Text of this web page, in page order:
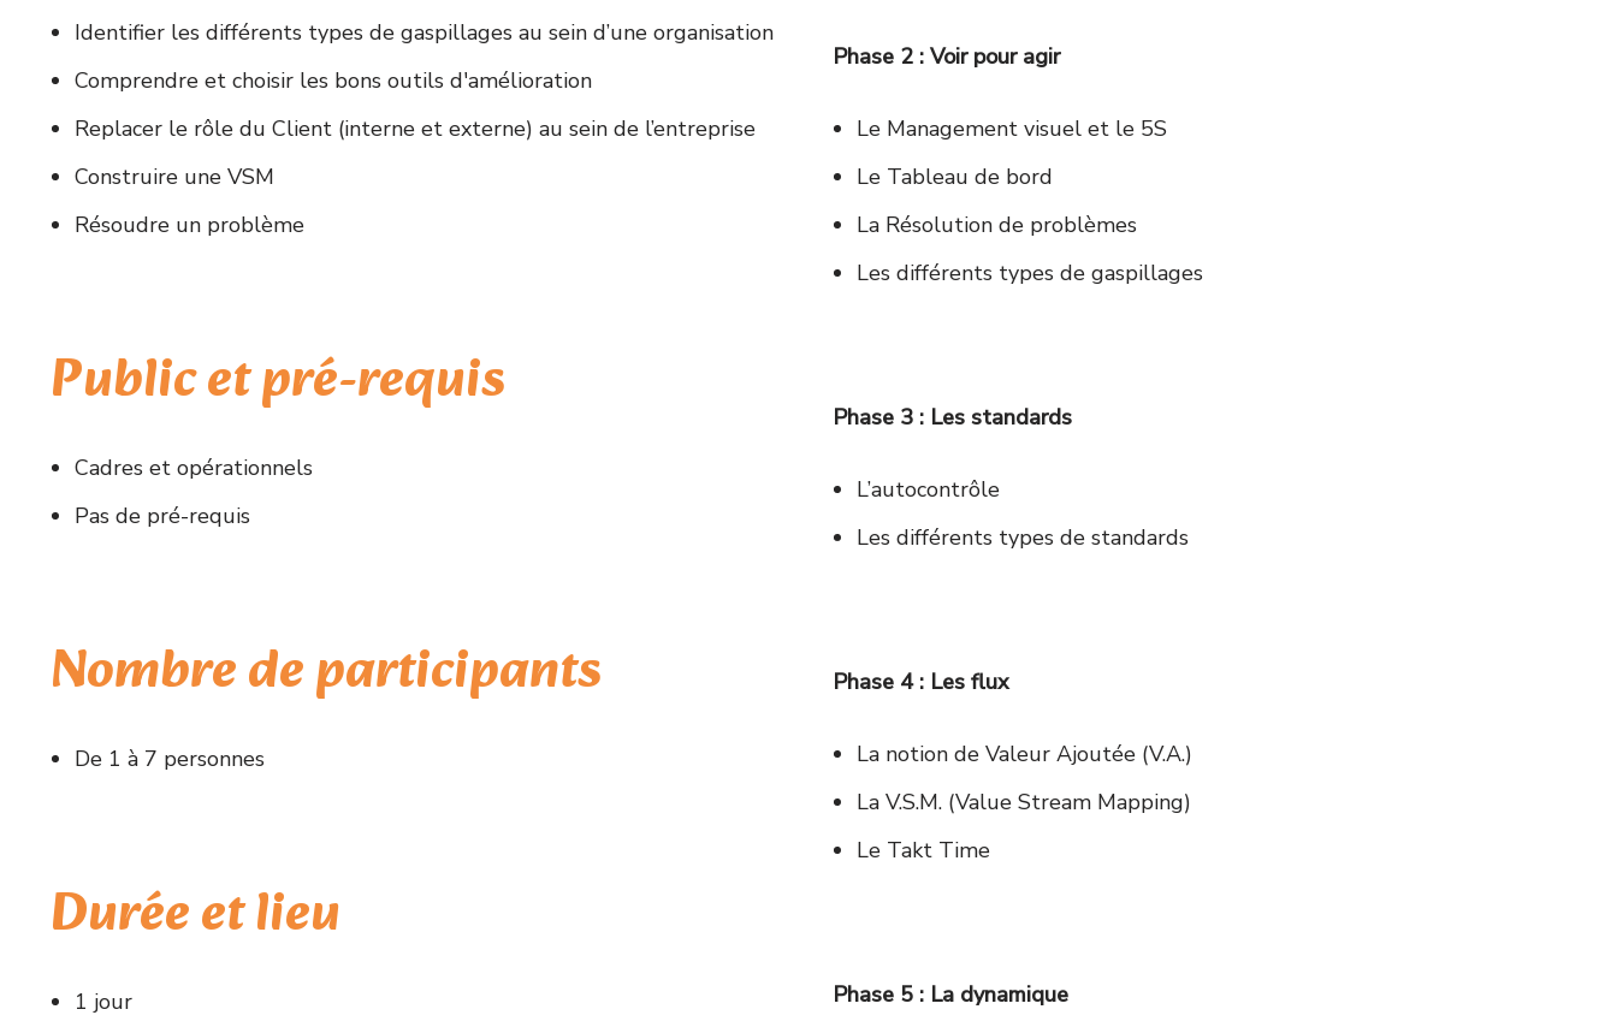
Identifier les différents types de gaspillages au sein d’une organisation
Comprendre et choisir les bons outils d'amélioration
Replacer le rôle du Client (interne et externe) au sein de l’entreprise
Construire une VSM
Résoudre un problème
Public et pré-requis
Cadres et opérationnels
Pas de pré-requis
Nombre de participants
De 1 à 7 personnes
Durée et lieu
1 jour
Phase 2 : Voir pour agir
Le Management visuel et le 5S
Le Tableau de bord
La Résolution de problèmes
Les différents types de gaspillages
Phase 3 : Les standards
L’autocontrôle
Les différents types de standards
Phase 4 : Les flux
La notion de Valeur Ajoutée (V.A.)
La V.S.M. (Value Stream Mapping)
Le Takt Time
Phase 5 : La dynamique